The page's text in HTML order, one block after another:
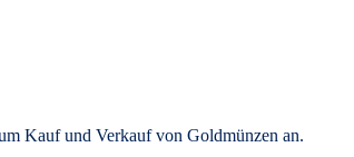
Kauf und Verkauf von Goldmünzen an.